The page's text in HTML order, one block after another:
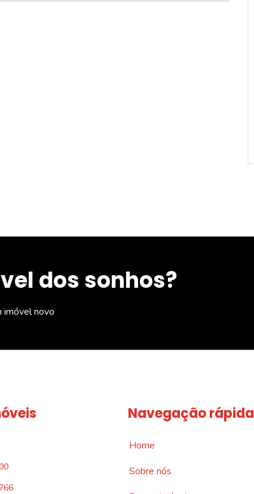
dos sonhos?
imóvel novo
Navegação rápida
Home
Sobre nós